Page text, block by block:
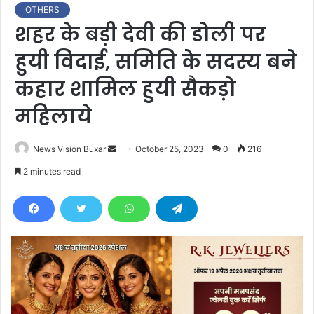
OTHERS
शहर के बड़ी देवी की डोली पर
हुयी विदाई, समिति के सदस्य बने
कहार शामिल हुयी सैकड़ो
महिलाये
News Vision Buxar
d
e
m
a
i
October 25, 2023 0 216
2 minutes read